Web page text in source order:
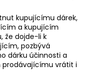
kupujícímu dárek,
a kupujícím
že dojde-li k
pozbývá
dárku účinnosti a
prodávajícímu vrátit i